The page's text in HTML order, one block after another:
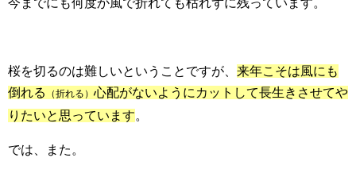
桜を切るのは難しいということですが、 来年こそは風にも
倒れる
（折れる） 心配がないように カットして長生きさせてや
りたいと思っています。
では、また。